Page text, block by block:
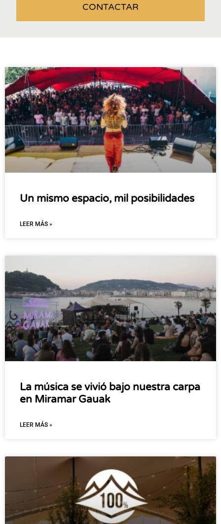
CONTACTAR
Un mismo espacio, mil posibilidades
LEER MÁS »
La música se vivió bajo nuestra carpa
en Miramar Gauak
LEER MÁS »